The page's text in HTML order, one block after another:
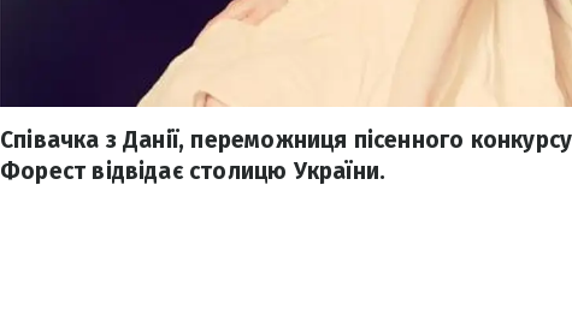
Співачка з Данії, переможниця пісенного
Форест відвідає столицю України.